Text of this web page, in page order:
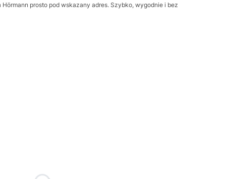
prosto pod wskazany adres. Szybko, wygodnie i bez